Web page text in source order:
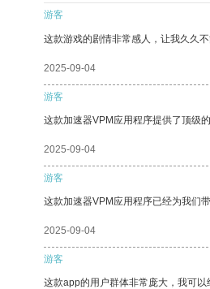
游客
这款游戏的剧情非常感人，让我久久不
2025-09-04
游客
这款加速器VPM应用程序提供了顶级
2025-09-04
游客
这款加速器VPM应用程序已经为我们
2025-09-04
游客
这款app的用户群体非常庞大，我可以